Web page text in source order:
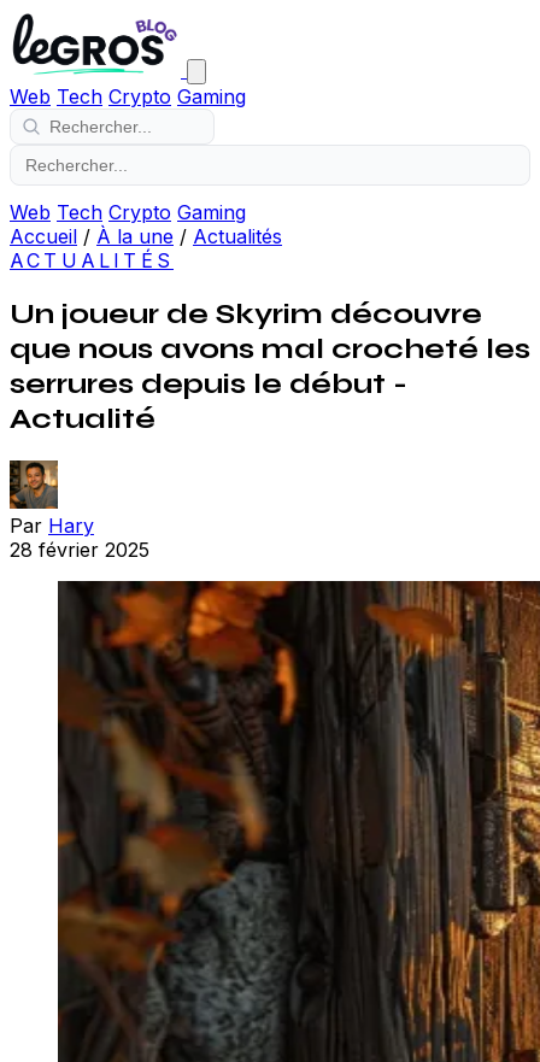
Web Tech Crypto Gaming
Web Tech Crypto Gaming
Accueil / À la une / Actualités
ACTUALITÉS
Un joueur de Skyrim découvre
que nous avons mal crocheté les
serrures depuis le début -
Actualité
Par Hary
28 février 2025